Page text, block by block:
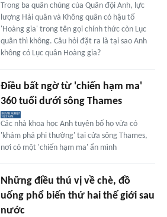
Trong ba quân chủng của Quân đội Anh, lực
lượng Hải quân và Không quân có hậu tố
'Hoàng gia' trong tên gọi chính thức còn Lục
quân thì không. Câu hỏi đặt ra là tại sao Anh
không có Lục quân Hoàng gia?
Điều bất ngờ từ 'chiến hạm ma'
360 tuổi dưới sông Thames
Các nhà khoa học Anh tuyên bố họ vừa có
'khám phá phi thường' tại cửa sông Thames,
nơi có một 'chiến hạm ma' ẩn mình
Những điều thú vị về chè, đồ
uống phổ biến thứ hai thế giới sau
nước